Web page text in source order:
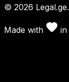
© 2026 Legal.ge.
Made with in